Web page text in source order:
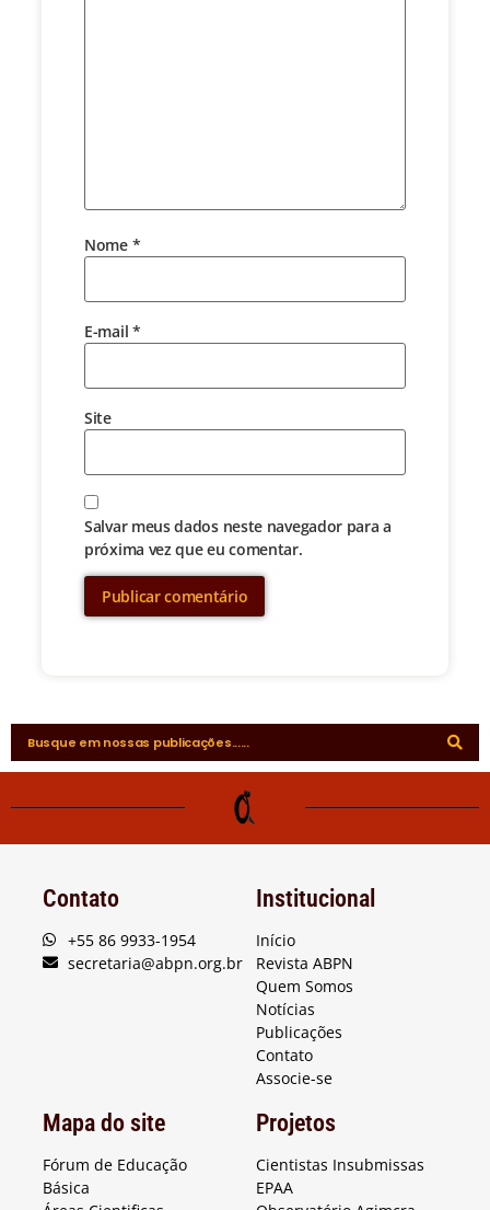
Nome *
E-mail *
Site
Salvar meus dados neste navegador para a
próxima vez que eu comentar.
Contato
+55 86 9933-1954
secretaria@abpn.org.br
Institucional
Início
Revista ABPN
Quem Somos
Notícias
Publicações
Contato
Associe-se
Mapa do site
Fórum de Educação
Básica
Projetos
Cientistas Insubmissas
EPAA